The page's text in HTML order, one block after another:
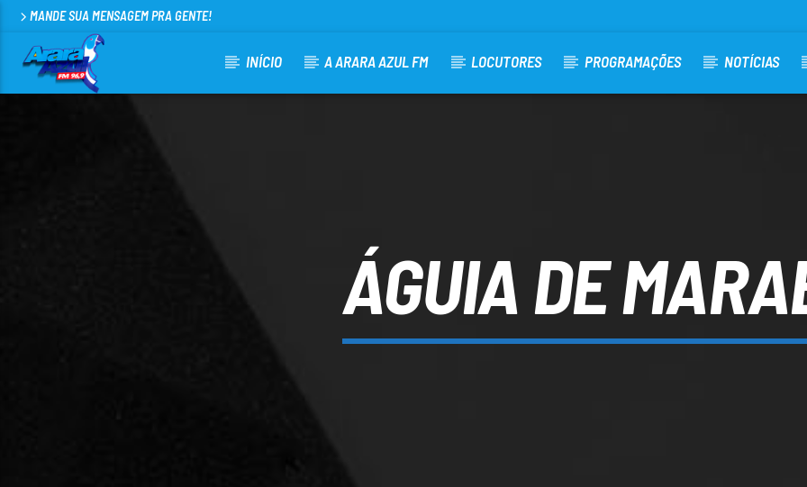
MANDE SUA MENSAGEM PRA GENTE!
INÍCIO A ARARA AZUL FM LOCUTORES PROGRAMAÇÕES NOTÍCIAS
ARARA AZUL FM 96,9
ÁGUIA DE